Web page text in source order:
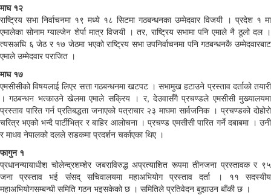
माघ १२
राष्ट्रिय सभा निर्वाचनमा १९ मध्ये १८ सिटमा गठबन्धनका उम्मेदवार विजयी । प्रदेश १ मा
एमालेका सोनाम ग्याल्जेन शेर्पा मात्र विजयी । तर, राष्ट्रिय सभामा पनि एमाले नै ठूलो दल ।
त्यसअघि ६ जेठ र १७ जेठमा भएको राष्ट्रिय सभा उपनिर्वाचनमा पनि गठबन्धनकै उम्मेदवारबाट
एमाले उम्मेदवार पराजित ।
माघ १७
एमसीसीको विषयलाई लिएर सत्ता गठबन्धनमा खटपट । सभामुख हटाउने प्रस्ताव दर्ताको तयारी
। गठबन्धन भत्काउने खेलमा एमाले सक्रिय । र, देउवासँगै प्रचण्डले एमसीसी मुख्यालयमा
प्रस्ताव पारित गर्न प्रतिबद्धता जनाएको पत्राचार २३ माघमा सार्वजनिक । प्रचण्डको दोहोरो
चरित्र भएको भन्दै पार्टीभित्र र बाहिर आलोचना । प्रचण्ड एमसीसी पारित गर्ने दबाबमा । उनी
र माधव नेपालको दलले सडकमा प्रदर्शन चर्काएका थिए ।
फागुन १
प्रधानन्यायाधीश चोलेन्द्रशम्शेर जबराविरुद्ध अप्रत्याशित रूपमा तीनजना प्रस्तावक र ९५
जना प्रस्ताव भई संसद् सचिवालयमा महाअभियोग प्रस्ताव दर्ता । ११ सदस्यीय
महाअभियोगसम्बन्धी समिति गठन भइसकेको छ । समितिले प्रतिवेदन बुझाउन बाँकी छ ।